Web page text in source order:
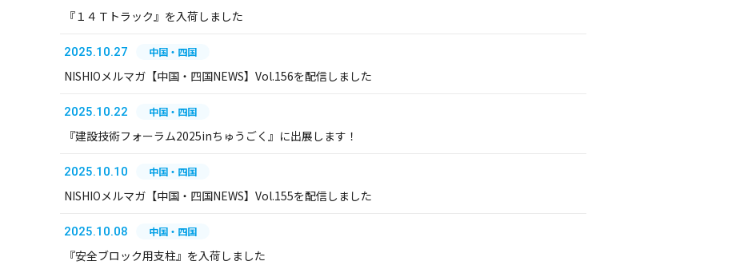
『１４Ｔトラック』を入荷しました
2025.10.27 中国・四国
NISHIOメルマガ【中国・四国NEWS】Vol.156を配信しました
2025.10.22 中国・四国
『建設技術フォーラム2025inちゅうごく』に出展します！
2025.10.10 中国・四国
NISHIOメルマガ【中国・四国NEWS】Vol.155を配信しました
2025.10.08 中国・四国
『安全ブロック用支柱』を入荷しました